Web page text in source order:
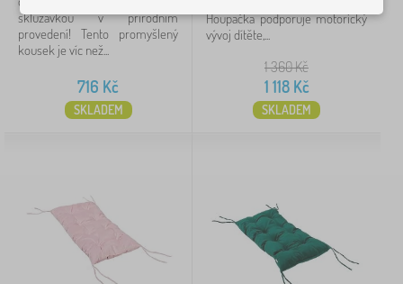
více >
motorika
houpačky
10
polštáře do houpačky
skluzavkou v přírodním
provedení! Tento promyšlený
kousek je víc než...
716 Kč
SKLADEM
Houpačka podporuje motorický
vývoj dítěte,...
1 360Kč
1 118Kč
SKLADEM